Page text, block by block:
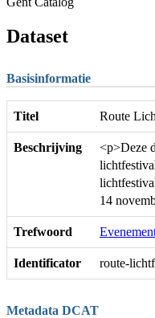
Dataset
Basisinformatie
Titel Route
Beschrijving
<p>Deze
14
Trefwoord
Identificator route-
Metadata DCAT